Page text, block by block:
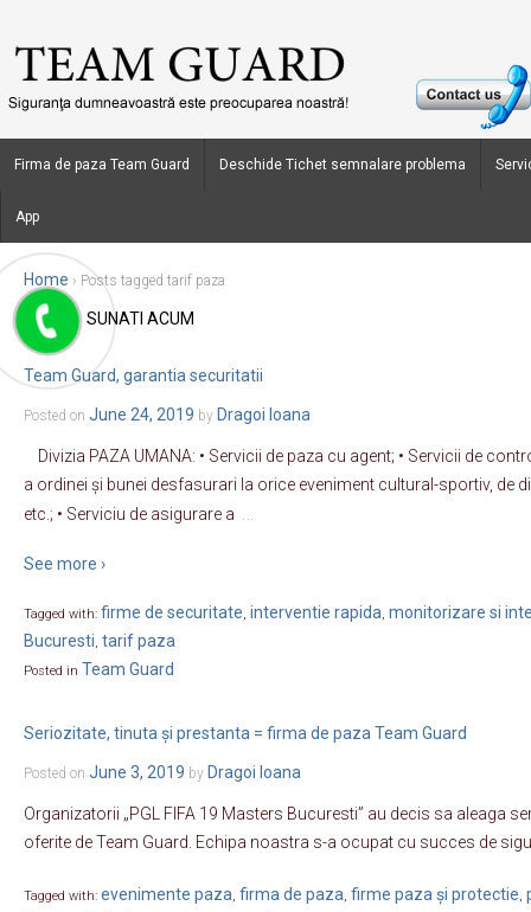
Firma de paza Team Guard Deschide Tichet semnalare problema
App
Home › Posts tagged tarif paza
Blog Archives
Team Guard, garantia securitatii
Posted on June 24, 2019 by Dragoi Ioana
Divizia PAZA UMANA: • Servicii de paza cu agent; • Servicii de
a ordinei și bunei desfasurari la orice eveniment cultural-sportiv, de
etc.; • Serviciu de asigurare a
See more ›
Tagged with: firme de securitate, interventie rapida, monitorizare si
Bucuresti, tarif paza
Posted in Team Guard
Seriozitate, tinuta și prestanta = firma de paza Team Guard
Posted on June 3, 2019 by Dragoi Ioana
Organizatorii „PGL FIFA 19 Masters Bucuresti” au decis sa aleaga
oferite de Team Guard. Echipa noastra s-a ocupat cu succes de
Tagged with: evenimente paza, firma de paza, firme paza și protectie,
SUNATI ACUM